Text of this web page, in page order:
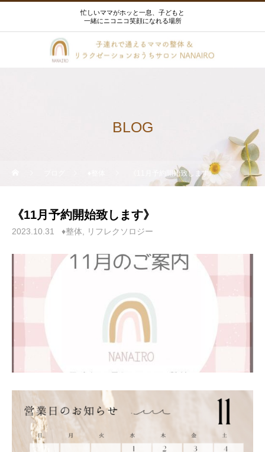
忙しいママがホッと一息、子どもと
一緒にニコニコ笑顔になれる場所
BLOG
《11月予約開始致します》
《11月予約開始致します》
2023.10.31 ♦整体 リフレクソロジー